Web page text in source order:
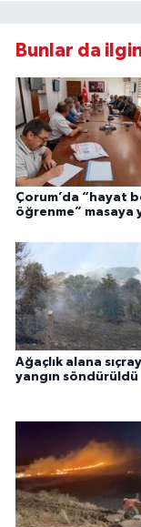
Bunlar da
Çorum’da “hayat
öğrenme” masaya
Ağaçlık alana
yangın söndürüldü